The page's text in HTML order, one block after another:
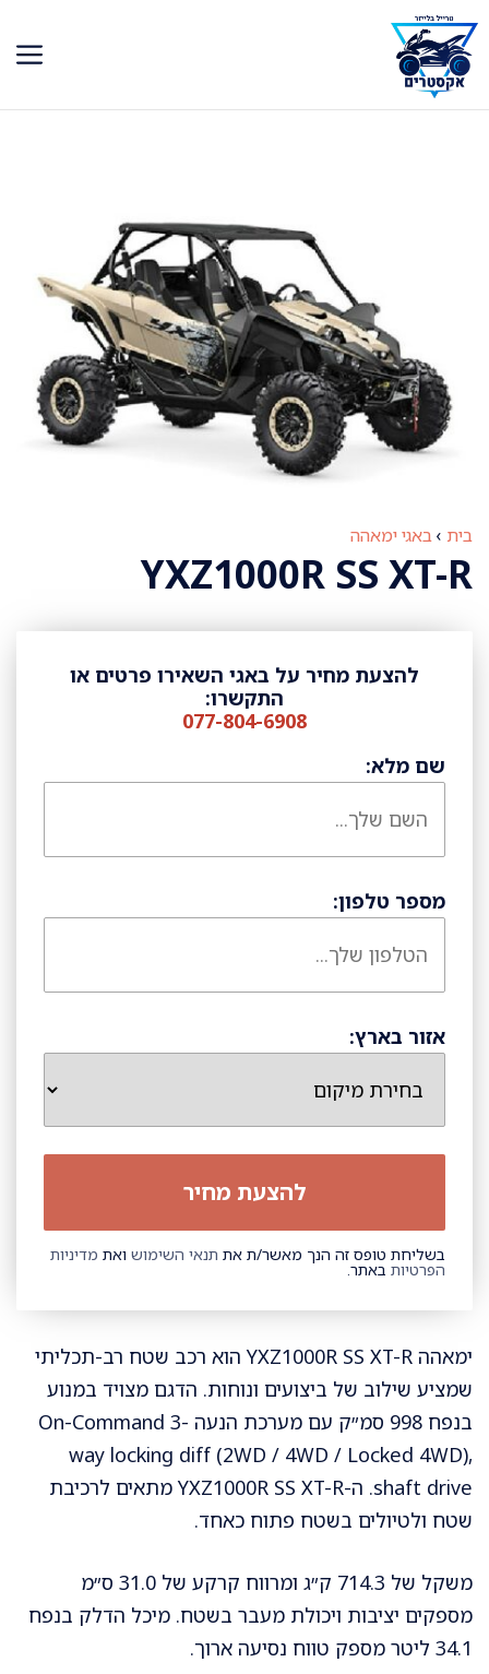
לדלג
לתוכן
בית ›באגי ימאהה
YXZ1000R SS XT-R
להצעת מחיר על באגי השאירו פרטים או
התקשרו:
077-804-6908
שם מלא:
מספר טלפון:
אזור בארץ:
בשליחת טופס זה הנך מאשר/ת את תנאי השימוש ואת מדיניות
הפרטיות באתר.
ימאהה YXZ1000R SS XT-R הוא רכב שטח רב-תכליתי
שמציע שילוב של ביצועים ונוחות. הדגם מצויד במנוע
בנפח 998 סמ״ק עם מערכת הנעה On-Command 3-
way locking diff (2WD / 4WD / Locked 4WD),
shaft drive. ה-YXZ1000R SS XT-R מתאים לרכיבת
שטח ולטיולים בשטח פתוח כאחד.
משקל של 714.3 ק״ג ומרווח קרקע של 31.0 ס״מ
מספקים יציבות ויכולת מעבר בשטח. מיכל הדלק בנפח
34.1 ליטר מספק טווח נסיעה ארוך.